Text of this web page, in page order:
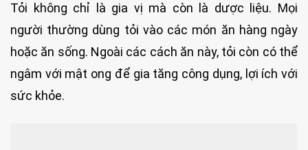
Tỏi không chỉ là gia vị mà còn là dược liệu. Mọi
người thường dùng tỏi vào các món ăn hàng ngày
hoặc ăn sống. Ngoài các cách ăn này, tỏi còn có thể
ngâm với mật ong để gia tăng công dụng, lợi ích với
sức khỏe.